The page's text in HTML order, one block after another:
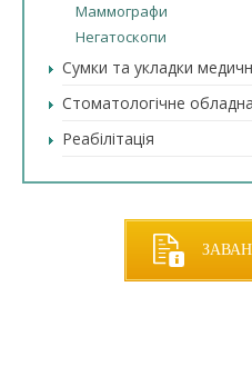
Маммографи
Негатоскопи
Сумки та укладки
Стоматологічне
Реабілітація